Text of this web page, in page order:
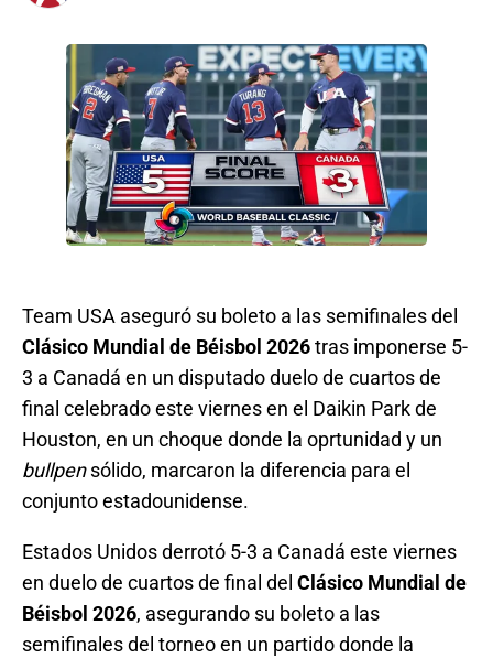
Team USA aseguró su boleto a las semifinales del
Clásico Mundial de Béisbol 2026tras imponerse 5-
3 a Canadá en un disputado duelo de cuartos de
final celebrado este viernes en el Daikin Park de
Houston, en un choque donde la oprtunidad y un
bullpensólido, marcaron la diferencia para el
conjunto estadounidense.
Estados Unidos derrotó 5-3 a Canadá este viernes
en duelo de cuartos de final del Clásico Mundial de
Béisbol 2026, asegurando su boleto a las
semifinales del torneo en un partido donde la